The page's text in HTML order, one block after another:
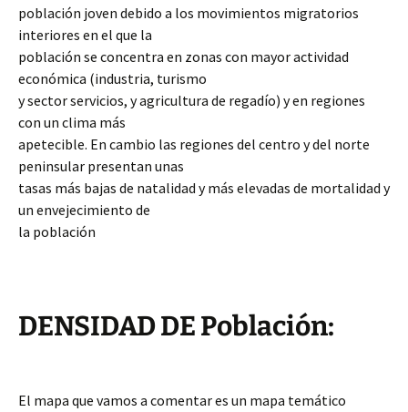
población joven debido a los movimientos migratorios
interiores en el que la
población se concentra en zonas con mayor actividad
económica (industria, turismo
y sector servicios, y agricultura de regadío) y en regiones
con un clima más
apetecible. En cambio las regiones del centro y del norte
peninsular presentan unas
tasas más bajas de natalidad y más elevadas de mortalidad y
un envejecimiento de
la población
DENSIDAD DE Población:
El mapa que vamos a comentar es un mapa temático